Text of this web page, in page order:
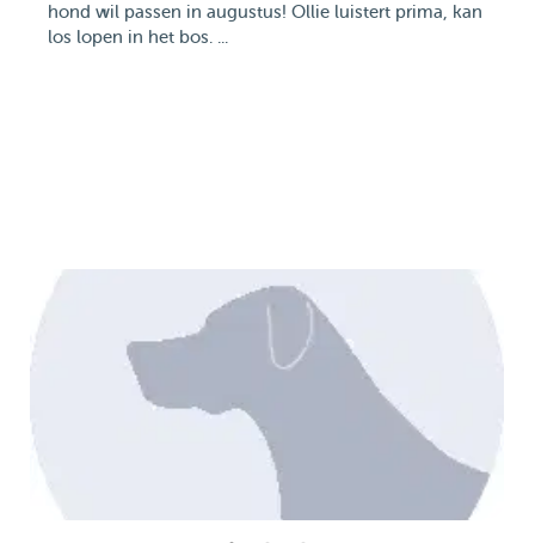
hond wil passen in augustus! Ollie luistert prima, kan
los lopen in het bos. ...